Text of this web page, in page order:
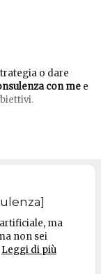
o dare
con me e
ma
non sei
Leggi di più